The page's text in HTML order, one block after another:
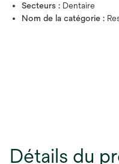
Secteurs : Dentaire
Nom de la catégorie :
Détails du